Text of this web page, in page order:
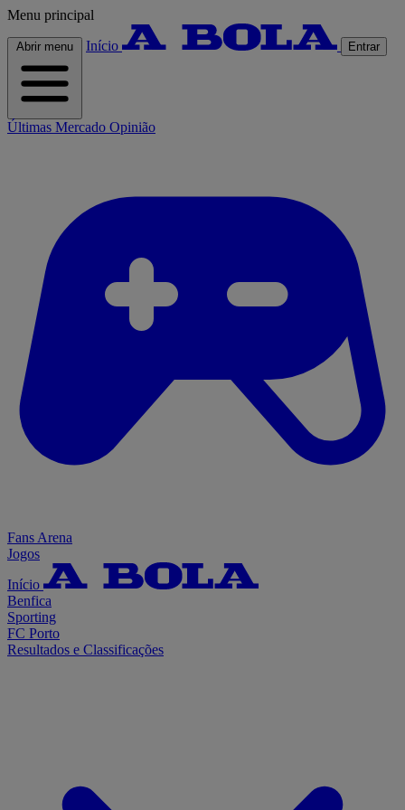
Menu principal
Abrir menu Início Entrar
Últimas Mercado Opinião
Fans Arena
Jogos
Início
Benfica
Sporting
FC Porto
Resultados e Classificações